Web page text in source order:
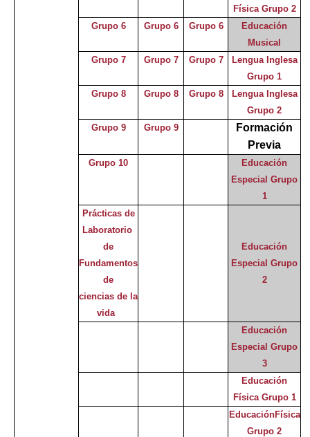
Física Grupo 2
Grupo 6
Grupo 6 Grupo 6
Educación
Musical
Grupo 7
Grupo 7 Grupo 7
Lengua Inglesa
Grupo 1
Grupo 8
Grupo 8 Grupo 8
Lengua Inglesa
Grupo 2
Grupo 9
Grupo 9
Formación
Previa
Grupo 10
Educación
Especial Grupo
1
Prácticas de
Laboratorio
de
Fundamentos
de
ciencias de la
vida
Educación
Especial Grupo
2
Educación
Especial Grupo
3
Educación
Física Grupo 1
EducaciónFísica
Grupo 2